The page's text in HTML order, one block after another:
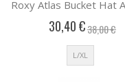
30,40 €38,00 €
L/XL
κατά